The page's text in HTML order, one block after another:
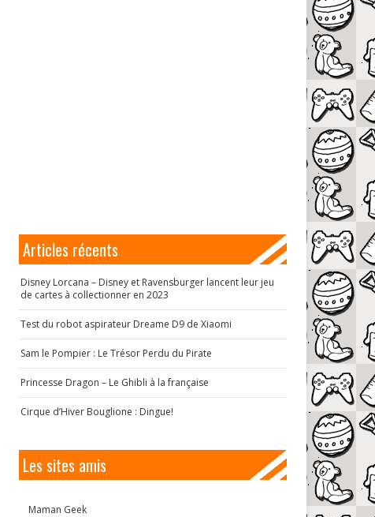
Articles récents
Disney Lorcana – Disney et Ravensburger lancent leur jeu
de cartes à collectionner en 2023
Test du robot aspirateur Dreame D9 de Xiaomi
Sam le Pompier : Le Trésor Perdu du Pirate
Princesse Dragon – Le Ghibli à la française
Cirque d’Hiver Bouglione : Dingue!
Les sites amis
Maman Geek